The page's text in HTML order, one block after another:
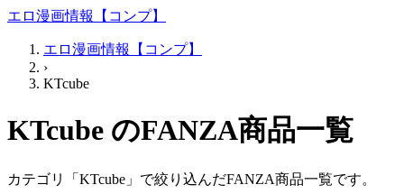
エロ漫画情報【コンプ】
エロ漫画情報【コンプ】
›
KTcube
KTcube のFANZA商品一覧
カテゴリ「KTcube」で絞り込んだFANZA商品一覧です。